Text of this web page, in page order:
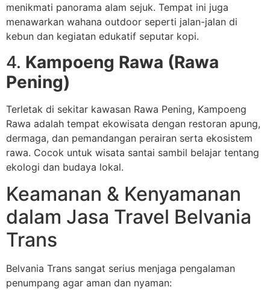
menikmati panorama alam sejuk. Tempat ini juga
menawarkan wahana outdoor seperti jalan-jalan di
kebun dan kegiatan edukatif seputar kopi.
4. Kampoeng Rawa (Rawa
Pening)
Terletak di sekitar kawasan Rawa Pening, Kampoeng
Rawa adalah tempat ekowisata dengan restoran apung,
dermaga, dan pemandangan perairan serta ekosistem
rawa. Cocok untuk wisata santai sambil belajar tentang
ekologi dan budaya lokal.
Keamanan & Kenyamanan
dalam Jasa Travel Belvania
Trans
Belvania Trans sangat serius menjaga pengalaman
penumpang agar aman dan nyaman: